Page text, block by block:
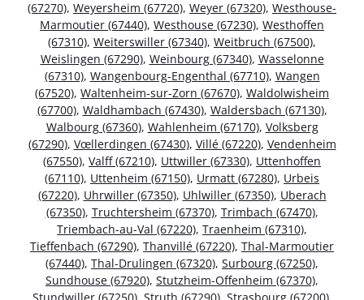
(67270), Weyersheim (67720), Weyer (67320), Westhouse-
Marmoutier (67440), Westhouse (67230), Westhoffen
(67310), Weiterswiller (67340), Weitbruch (67500),
Weislingen (67290), Weinbourg (67340), Wasselonne
(67310), Wangenbourg-Engenthal (67710), Wangen
(67520), Waltenheim-sur-Zorn (67670), Waldolwisheim
(67700), Waldhambach (67430), Waldersbach (67130),
Walbourg (67360), Wahlenheim (67170), Volksberg
(67290), Vœllerdingen (67430), Villé (67220), Vendenheim
(67550), Valff (67210), Uttwiller (67330), Uttenhoffen
(67110), Uttenheim (67150), Urmatt (67280), Urbeis
(67220), Uhrwiller (67350), Uhlwiller (67350), Uberach
(67350), Truchtersheim (67370), Trimbach (67470),
Triembach-au-Val (67220), Traenheim (67310),
Tieffenbach (67290), Thanvillé (67220), Thal-Marmoutier
(67440), Thal-Drulingen (67320), Surbourg (67250),
Sundhouse (67920), Stutzheim-Offenheim (67370),